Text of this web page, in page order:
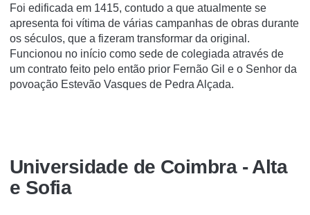
Foi edificada em 1415, contudo a que atualmente se
apresenta foi vítima de várias campanhas de obras durante
os séculos, que a fizeram transformar da original.
Funcionou no início como sede de colegiada através de
um contrato feito pelo então prior Fernão Gil e o Senhor da
povoação Estevão Vasques de Pedra Alçada.
Universidade de Coimbra - Alta
e Sofia